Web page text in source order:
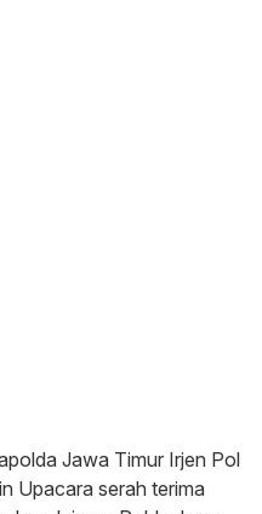
Jawa Timur Irjen Pol
Upacara serah terima